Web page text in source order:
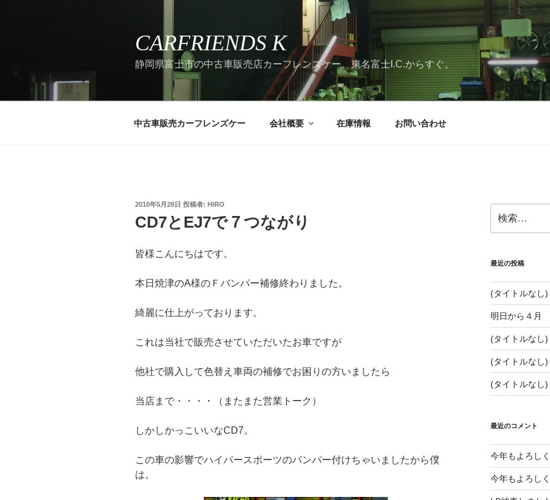
CARFRIENDS K
静岡県富士市の中古車販売店カーフレンズケー。東名富士I.C.からすぐ。
中古車販売カーフレンズケー 会社概要 在庫情報 お問い合わせ
投
日:
2010年5月28日 投稿者: HIRO
CD7とEJ7で７つながり
皆様こんにちはです。
本日焼津のA様のＦバンパー補修終わりました。
綺麗に仕上がっております。
これは当社で販売させていただいたお車ですが
他社で購入して色替え車両の補修でお困りの方いましたら
当店まで・・・・（またまた営業トーク）
しかしかっこいいなCD7。
この車の影響でハイパースポーツのバンパー付けちゃいましたから僕
は。
索:
最近の投稿
(タイトルなし)
明日から４月
(タイトルなし)
(タイトルなし)
(タイトルなし)
最近のコメント
今年もよろし
今年もよろし